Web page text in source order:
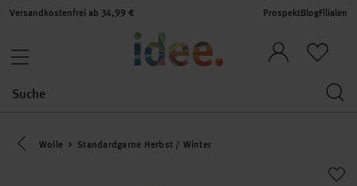
Versandkostenfrei ab 34,99 € ProspektBlogFilialen
Eine Kategorie zurück navigieren
Wolle Standardgarne Herbst / Winter